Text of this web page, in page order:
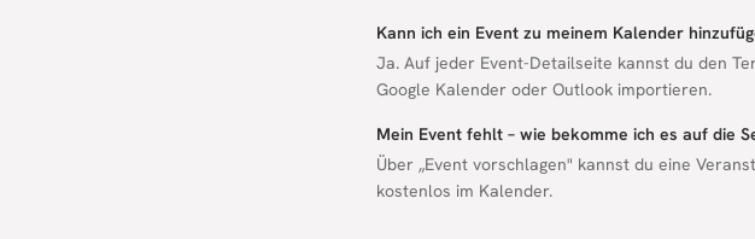
Kann ich ein Event zu meinem Kalender
Ja. Auf jeder Event-Detailseite kannst du den
Google Kalender oder Outlook importieren.
Mein Event fehlt – wie bekomme ich es auf die
Über „Event vorschlagen" kannst du eine
kostenlos im Kalender.